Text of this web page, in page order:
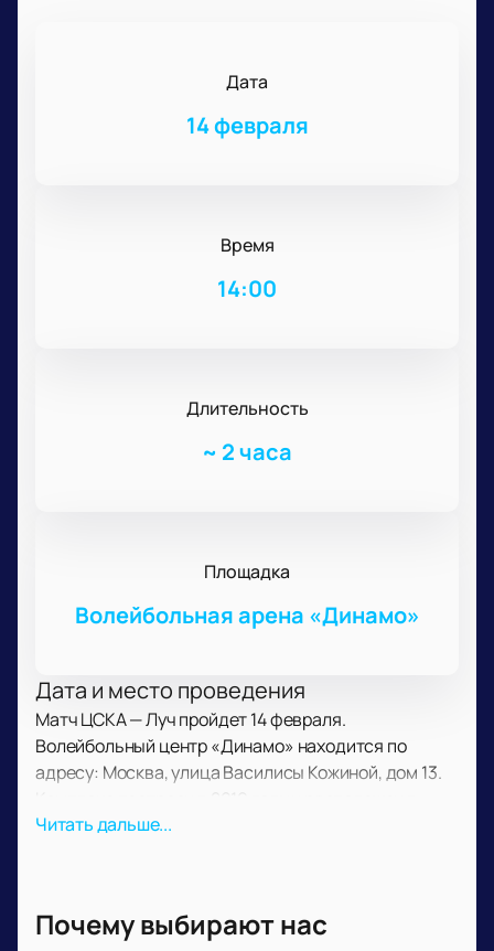
Дата
14 февраля
Время
14:00
Длительность
~ 2 часа
Площадка
Волейбольная арена «Динамо»
Дата и место проведения
Матч ЦСКА — Луч пройдет 14 февраля.
Волейбольный центр «Динамо» находится по
адресу: Москва, улица Василисы Кожиной, дом 13.
районе Филёвский парк. Время начала уточняйте на
В этот день сыграют женские команды из Москвы.
Читать дальше...
Почему выбирают нас